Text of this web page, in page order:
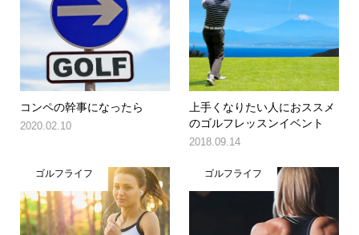
コンペの幹事になったら
2020.02.10
上手くなりたい人におススメ
のゴルフレッスンイベント
2018.09.14
ゴルフライフ ゴルフライフ